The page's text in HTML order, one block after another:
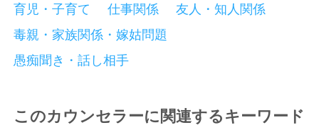
育児・子育て
仕事関係
友人・知人関係
毒親・家族関係・嫁姑問題
愚痴聞き・話し相手
このカウンセラーに関連するキーワード